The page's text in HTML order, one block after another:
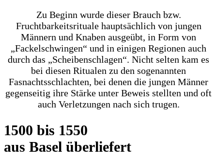
Zu Beginn wurde dieser Brauch bzw.
Fruchtbarkeitsrituale hauptsächlich von jungen
Männern und Knaben ausgeübt, in Form von
„Fackelschwingen“ und in einigen Regionen auch
durch das „Scheibenschlagen“. Nicht selten kam es
bei diesen Ritualen zu den sogenannten
Fasnachtsschlachten, bei denen die jungen Männer
gegenseitig ihre Stärke unter Beweis stellten und oft
auch Verletzungen nach sich trugen.
1500 bis 1550
aus Basel überliefert